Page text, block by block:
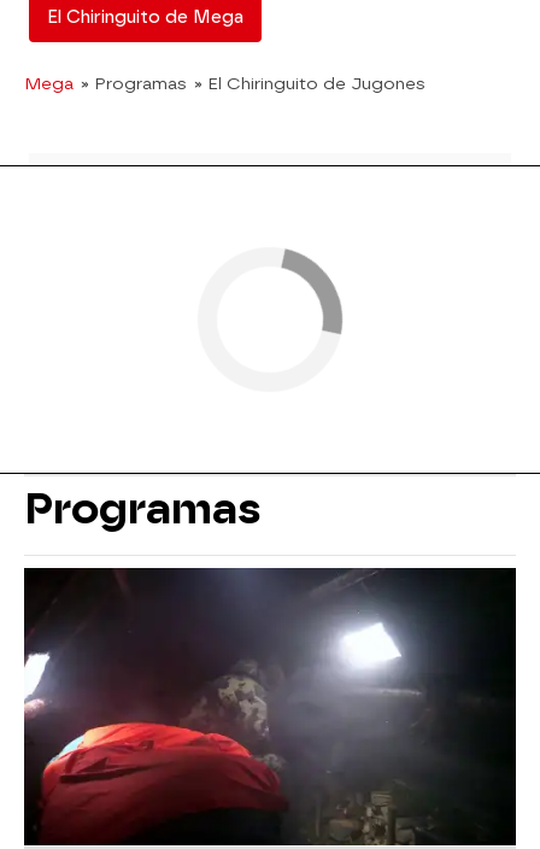
El Chiringuito de Mega
Mega » Programas » El Chiringuito de Jugones
Programas